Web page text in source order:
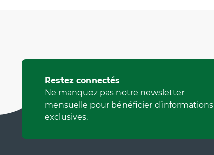
Restez connectés
Ne manquez pas notre newsletter
mensuelle pour bénéficier d’informations
exclusives.